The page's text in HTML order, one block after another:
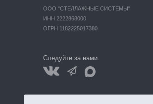
ООО "СТЕЛЛАЖНЫЕ СИСТЕМЫ"
ИНН 2222868000
ОГРН 1182225017380
Следуйте за нами: